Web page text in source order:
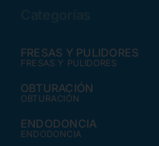
FRESAS Y PULIDORES
FRESAS Y PULIDORES
OBTURACIÓN
OBTURACIÓN
ENDODONCIA
ENDODONCIA